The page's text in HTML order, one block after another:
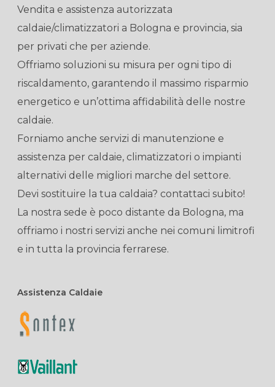
Vendita e assistenza autorizzata
caldaie/climatizzatori a Bologna e provincia, sia
per privati che per aziende.
Offriamo soluzioni su misura per ogni tipo di
riscaldamento, garantendo il massimo risparmio
energetico e un’ottima affidabilità delle nostre
caldaie.
Forniamo anche servizi di manutenzione e
assistenza per caldaie, climatizzatori o impianti
alternativi delle migliori marche del settore.
Devi sostituire la tua caldaia? contattaci subito!
La nostra sede è poco distante da Bologna, ma
offriamo i nostri servizi anche nei comuni limitrofi
e in tutta la provincia ferrarese.
Assistenza Caldaie